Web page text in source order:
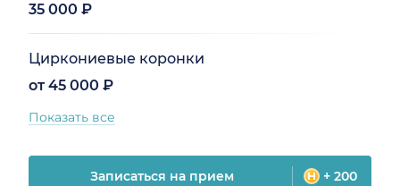
35 000 ₽
Циркониевые коронки
от 45 000 ₽
Показать все
Записаться на прием + 200